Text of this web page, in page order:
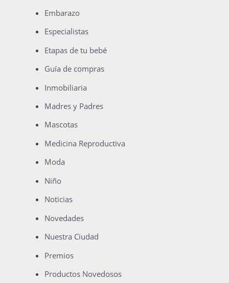
Embarazo
Especialistas
Etapas de tu bebé
Guía de compras
Inmobiliaria
Madres y Padres
Mascotas
Medicina Reproductiva
Moda
Niño
Noticias
Novedades
Nuestra Ciudad
Premios
Productos Novedosos